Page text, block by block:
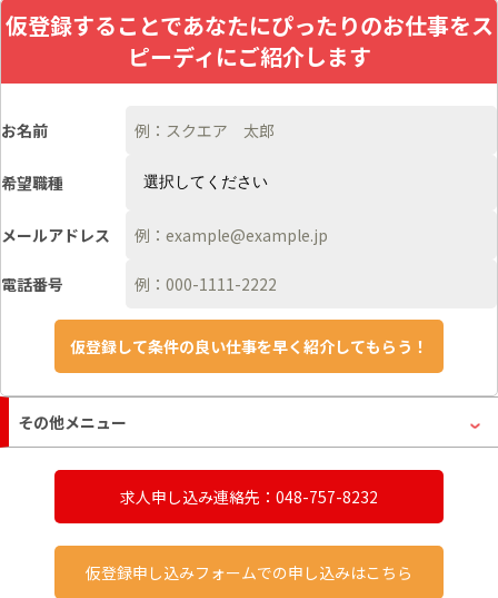
仮登録することであなたにぴったりのお仕事をス
ピーディにご紹介します
お名前
希望職種
メールアドレス
電話番号
その他メニュー
求人申し込み連絡先：048-757-8232
仮登録申し込みフォームでの申し込みはこちら